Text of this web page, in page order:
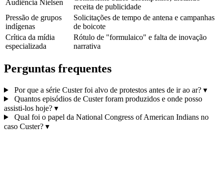
Audiência Nielsen
receita de publicidade
Pressão de grupos
indígenas
Solicitações de tempo de antena e campanhas
de boicote
Crítica da mídia
especializada
Rótulo de "formulaico" e falta de inovação
narrativa
Perguntas frequentes
Por que a série Custer foi alvo de protestos antes de ir ao ar? ▾
Quantos episódios de Custer foram produzidos e onde posso
assisti‑los hoje? ▾
Qual foi o papel da National Congress of American Indians no
caso Custer? ▾